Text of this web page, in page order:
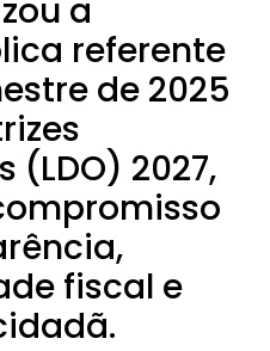
a
referente
de 2025
2027,
fiscal e